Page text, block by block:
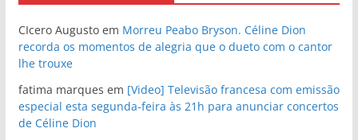
CIcero Augustoem Morreu Peabo Bryson. Céline Dion
recorda os momentos de alegria que o dueto com o cantor
lhe trouxe
fatima marques em [Video] Televisão francesa com emissão
especial esta segunda-feira às 21h para anunciar concertos
de Céline Dion